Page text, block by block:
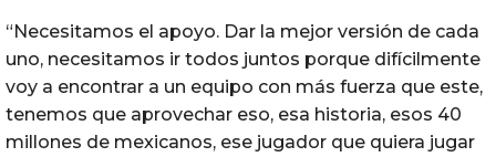
“Necesitamos el apoyo. Dar la mejor versión de cada
uno, necesitamos ir todos juntos porque difícilmente
voy a encontrar a un equipo con más fuerza que este,
tenemos que aprovechar eso, esa historia, esos 40
millones de mexicanos, ese jugador que quiera jugar